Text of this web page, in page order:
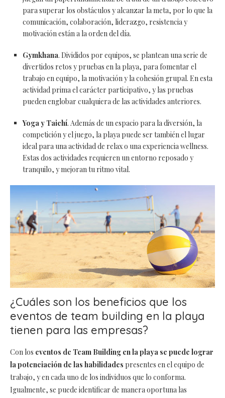
para superar los obstáculos y alcanzar la meta, por lo que la
comunicación, colaboración, liderazgo, resistencia y
motivación están a la orden del día.
Gymkhana. Divididos por equipos, se plantean una serie de
divertidos retos y pruebas en la playa, para fomentar el
trabajo en equipo, la motivación y la cohesión grupal. En esta
actividad prima el carácter participativo, y las pruebas
pueden englobar cualquiera de las actividades anteriores.
Yoga y Taichí. Además de un espacio para la diversión, la
competición y el juego, la playa puede ser también el lugar
ideal para una actividad de relax o una experiencia wellness.
Estas dos actividades requieren un entorno reposado y
tranquilo, y mejoran tu ritmo vital.
¿Cuáles son los beneficios que los
eventos de team building en la playa
tienen para las empresas?
Con los eventos de Team Building en la playa se puede lograr
la potenciación de las habilidades presentes en el equipo de
trabajo, y en cada uno de los individuos que lo conforma.
Igualmente, se puede identificar de manera oportuna las